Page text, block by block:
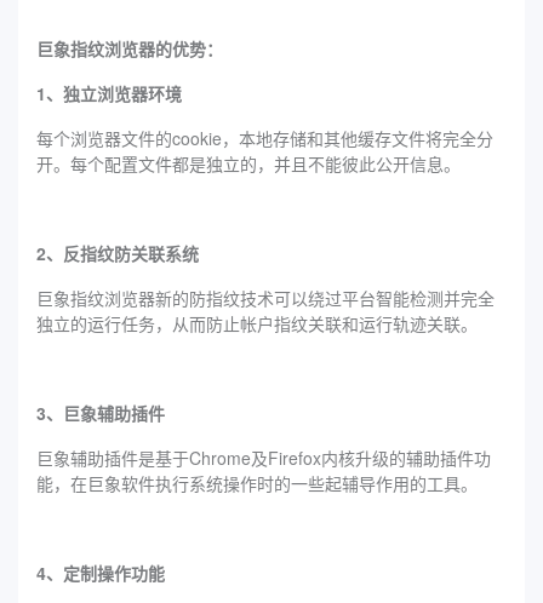
巨象指纹浏览器的优势：
1、独立浏览器环境
每个浏览器文件的cookie，本地存储和其他缓存文件将完全分
开。每个配置文件都是独立的，并且不能彼此公开信息。
2、反指纹防关联系统
巨象指纹浏览器新的防指纹技术可以绕过平台智能检测并完全
独立的运行任务，从而防止帐户指纹关联和运行轨迹关联。
3、巨象辅助插件
巨象辅助插件是基于Chrome及Firefox内核升级的辅助插件功
能，在巨象软件执行系统操作时的一些起辅导作用的工具。
4、定制操作功能